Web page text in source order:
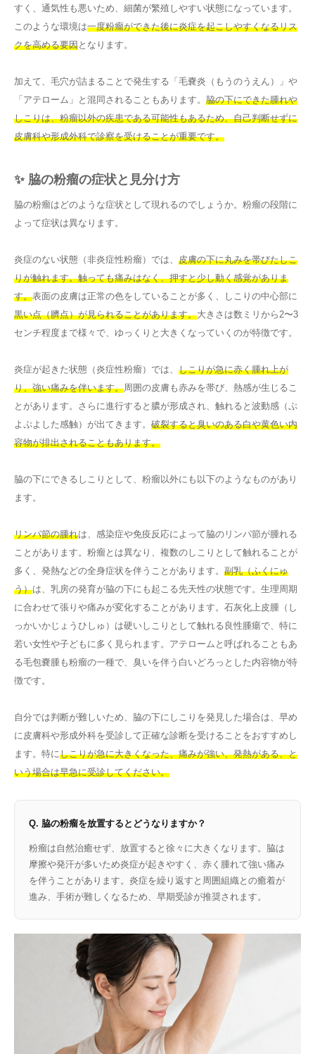
すく、通気性も悪いため、細菌が繁殖しやすい状態になっています。
このような環境は一度粉瘤ができた後に炎症を起こしやすくなるリス
クを高める要因となります。
加えて、毛穴が詰まることで発生する「毛嚢炎（もうのうえん）」や
「アテローム」と混同されることもあります。 脇の下にできた腫れや
しこりは、粉瘤以外の疾患である可能性もあるため、自己判断せずに
皮膚科や形成外科で診察を受けることが重要です。
✨ 脇の粉瘤の症状と見分け方
脇の粉瘤はどのような症状として現れるのでしょうか。粉瘤の段階に
よって症状は異なります。
炎症のない状態（非炎症性粉瘤）では、 皮膚の下に丸みを帯びたしこ
りが触れます。触っても痛みはなく、押すと少し動く感覚がありま
す。表面の皮膚は正常の色をしていることが多く、しこりの中心部に
黒い点（臍点）が見られることがあります。大きさは数ミリから2〜3
センチ程度まで様々で、ゆっくりと大きくなっていくのが特徴です。
炎症が起きた状態（炎症性粉瘤）では、 しこりが急に赤く腫れ上が
り、強い痛みを伴います。 周囲の皮膚も赤みを帯び、熱感が生じるこ
とがあります。さらに進行すると膿が形成され、触れると波動感（ぷ
よぷよした感触）が出てきます。 破裂すると臭いのある白や黄色い内
容物が排出されることもあります。
脇の下にできるしこりとして、粉瘤以外にも以下のようなものがあり
ます。
リンパ節の腫れは、感染症や免疫反応によって脇のリンパ節が腫れる
ことがあります。粉瘤とは異なり、複数のしこりとして触れることが
多く、発熱などの全身症状を伴うことがあります。 副乳（ふくにゅ
う）は、乳房の発育が脇の下にも起こる先天性の状態です。生理周期
に合わせて張りや痛みが変化することがあります。石灰化上皮腫（し
っかいかじょうひしゅ）は硬いしこりとして触れる良性腫瘍で、特に
若い女性や子どもに多く見られます。アテロームと呼ばれることもあ
る毛包嚢腫も粉瘤の一種で、臭いを伴う白いどろっとした内容物が特
徴です。
自分では判断が難しいため、脇の下にしこりを発見した場合は、早め
に皮膚科や形成外科を受診して正確な診断を受けることをおすすめし
ます。特にしこりが急に大きくなった、痛みが強い、発熱がある、と
いう場合は早急に受診してください。
Q. 脇の粉瘤を放置するとどうなりますか？
粉瘤は自然治癒せず、放置すると徐々に大きくなります。脇は
摩擦や発汗が多いため炎症が起きやすく、赤く腫れて強い痛み
を伴うことがあります。炎症を繰り返すと周囲組織との癒着が
進み、手術が難しくなるため、早期受診が推奨されます。